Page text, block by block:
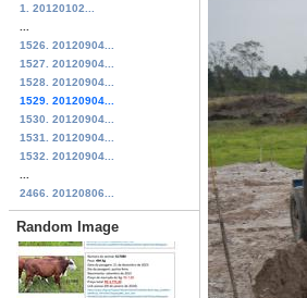
1. 20120102...
1526. 20120904...
1527. 20120904...
1528. 20120904...
1529. 20120904...
1530. 20120904...
1531. 20120904...
1532. 20120904...
2466. 20120806...
Random Image